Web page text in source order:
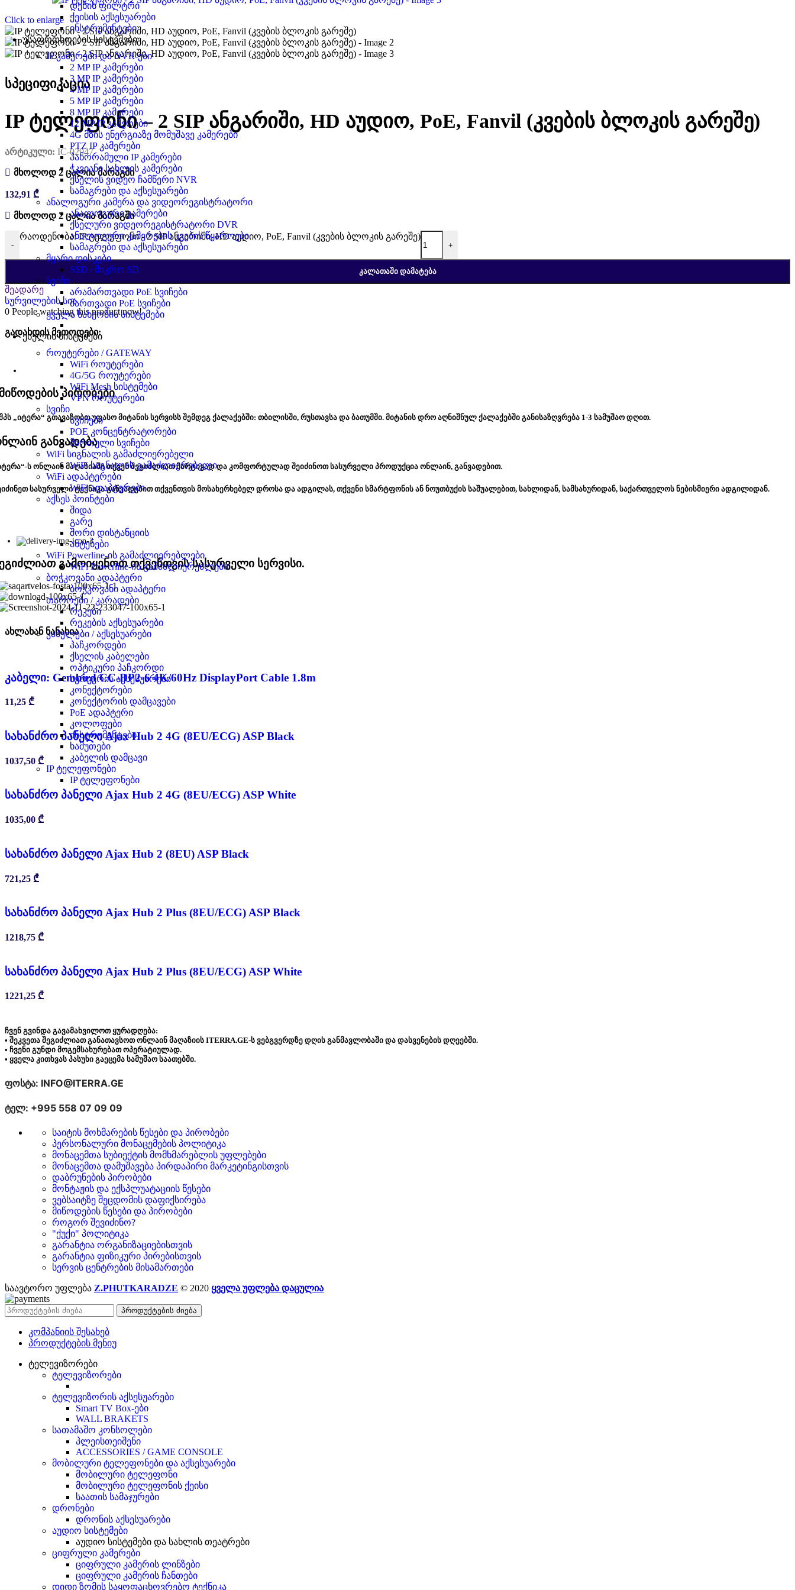
დენის ფილტრი
ქეისის აქსესუარები
ინსტრუმენტები
უსაფრთხოების სისტემები
IP კამერები და NVR-ები
2 MP IP კამერები
3 MP IP კამერები
4 MP IP კამერები
5 MP IP კამერები
8 MP IP კამერები
12 MP IP კამერები
4G მზის ენერგიაზე მომუშავე კამერები
PTZ IP კამერები
პანორამული IP კამერები
ჭკვიანი სახლის კამერები
ქსელის ვიდეო ჩამწერი NVR
სამაგრები და აქსესუარები
ანალოგური კამერა და ვიდეორეგისტრატორი
ანალოგური კამერები
ქსელური ვიდეორეგისტრატორი DVR
ანალოგური კამერების კვების წყაროები
სამაგრები და აქსესუარები
მყარი დისკები
SSD / მიკრო SD
სვიჩი
არამართვადი PoE სვიჩები
მართვადი PoE სვიჩები
ყველა სახეობის სისტემები
ქსელის სისტემები
როუტერები / GATEWAY
WiFi როუტერები
4G/5G როუტერები
WiFi Mesh სისტემები
VPN როუტერები
სვიჩი
სვიჩები
POE კონცენტრატორები
მართული სვიჩები
WiFi სიგნალის გამაძლიერებელი
WiFi სიგნალის გამაძლიერებელი
WiFi ადაპტერები
WiFi ადაპტერები
აქსეს პოინტები
შიდა
გარე
შორი დისტანციის
ანტენები
WiFi Powerline-ის გამაძლიერებლები
WiFi Powerline-ის გამაძლიერებლები
ბოჭკოვანი ადაპტერი
ბოჭკოვანი ადაპტერი
თაროები / კარადები
რეკები
რეკების აქსესუარები
კაბელები / აქსესუარები
პაჩკორდები
ქსელის კაბელები
ოპტიკური პაჩკორდი
სერვერის აქსესუარები
კონექტორები
კონექტორის დამცავები
PoE ადაპტერი
კოლოფები
ინსტრუმენტები
ხამუთები
კაბელის დამცავი
IP ტელეფონები
IP ტელეფონები
Click to enlarge
სპეციფიკაცია
IP ტელეფონი – 2 SIP ანგარიში, HD აუდიო, PoE, Fanvil (კვების ბლოკის გარეშე)
არტიკული: IC-02947
მხოლოდ 2 ცალია მარაგში
132,91 ₾
მხოლოდ 2 ცალია მარაგში
-
რაოდენობა: IP ტელეფონი - 2 SIP ანგარიში, HD აუდიო, PoE, Fanvil (კვების ბლოკის გარეშე)
+
ᲙᲐᲚᲐᲗᲐᲨᲘ ᲓᲐᲛᲐᲢᲔᲑᲐ
შეადარე
სურვილების სია
0 People watching this product now!
გადახდის მეთოდები:
პირობები
„იტერა“ გთავაზობთ უფასო მიტანის სერვისს შემდეგ ქალაქებში: თბილისში, რუსთავსა და ბათუმში. მიტანის დრო აღნიშნულ ქალაქებში განისაზღვრება 1-3 სამუშაო დღით.
განვადება
ს ონლაინ მაღაზიაში თქვენ შეგიძლიათ მარტივად და კომფორტულად შეიძინოთ სასურველი პროდუქცია ონლაინ, განვადებით.
სასურველი ტექნიკა განვადებით თქვენთვის მოსახერხებელ დროსა და ადგილას, თქვენი სმარტფონის ან ნოუთბუქის საშუალებით, სახლიდან, სამსახურიდან, საქართველოს ნებისმიერი ადგილიდან.
გამოიყენოთ თქვენთვის სასურველი სერვისი.
ახლახან ნანახია
კაბელი: Gembird CC-DP2-6 4K/60Hz DisplayPort Cable 1.8m
11,25 ₾
სახანძრო პანელი Ajax Hub 2 4G (8EU/ECG) ASP Black
1037,50 ₾
სახანძრო პანელი Ajax Hub 2 4G (8EU/ECG) ASP White
1035,00 ₾
სახანძრო პანელი Ajax Hub 2 (8EU) ASP Black
721,25 ₾
სახანძრო პანელი Ajax Hub 2 Plus (8EU/ECG) ASP Black
1218,75 ₾
სახანძრო პანელი Ajax Hub 2 Plus (8EU/ECG) ASP White
1221,25 ₾
ჩვენ გვინდა გავამახვილოთ ყურადღება:
• შეკვეთა შეგიძლიათ განათავსოთ ონლაინ მაღაზიის ITERRA.GE-ს ვებგვერდზე დღის განმავლობაში და დასვენების დღეებში.
• ჩვენი გუნდი მოგემსახურებათ ოპერატიულად.
• ყველა კითხვას პასუხი გაეცემა სამუშაო საათებში.
ფოსტა: INFO@ITERRA.GE
ტელ: +995 558 07 09 09
საიტის მოხმარების წესები და პირობები
პერსონალური მონაცემების პოლიტიკა
მონაცემთა სუბიექტის მომხმარებლის უფლებები
მონაცემთა დამუშავება პირდაპირი მარკეტინგისთვის
დაბრუნების პირობები
მონტაჟის და ექსპლუატაციის წესები
ვებსაიტზე შეცდომის დაფიქსირება
მიწოდების წესები და პირობები
როგორ შევიძინო?
"ქუქი" პოლიტიკა
გარანტია ორგანიზაციებისთვის
გარანტია ფიზიკური პირებისთვის
სერვის ცენტრების მისამართები
საავტორო უფლება Z.PHUTKARADZE © 2020 ყველა უფლება დაცულია
პროდუქტების ძიება
კომპანიის შესახებ
პროდუქტების მენიუ
ტელევიზორები
ტელევიზორები
ტელევიზორის აქსესუარები
Smart TV Box-ები
WALL BRAKETS
სათამაშო კონსოლები
პლეისთეიშენი
ACCESSORIES / GAME CONSOLE
მობილური ტელეფონები და აქსესუარები
მობილური ტელეფონი
მობილური ტელეფონის ქეისი
საათის სამაჯურები
დრონები
დრონის აქსესუარები
აუდიო სისტემები
აუდიო სისტემები და სახლის თეატრები
ციფრული კამერები
ციფრული კამერის ლინზები
ციფრული კამერის ჩანთები
დიდი ზომის საყოფაცხოვრებო ტექნიკა